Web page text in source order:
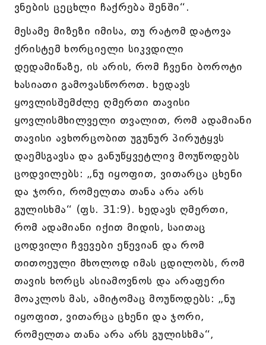
ვნების ცეცხლი ჩაქრება შენში“.
მესამე მიზეზი იმისა, თუ რატომ დატოვა
ქრისტემ ხორციელი სიკვდილი
დედამიწაზე, ის არის, რომ ჩვენი ბოროტი
ხასიათი გამოვასწოროთ. ხედავს
ყოვლისშემძლე ღმერთი თავისი
ყოვლისმხილველი თვალით, რომ ადამიანი
თავისი ავხორცობით უგუნურ პირუტყვს
დაემსგავსა და განუწყვეტლივ მოუწოდებს
ცოდვილებს: „ნუ იყოფით, ვითარცა ცხენი
და ჯორი, რომელთა თანა არა არს
გულისხმა“ (ფს. 31:9). ხედავს ღმერთი,
რომ ადამიანი იქით მიდის, საითაც
ცოდვილი ჩვევები ეწევიან და რომ
თითოეული მხოლოდ იმას ცდილობს, რომ
თავის ხორცს ასიამოვნოს და არაფერი
მოაკლოს მას, ამიტომაც მოუწოდებს: „ნუ
იყოფით, ვითარცა ცხენი და ჯორი,
რომელთა თანა არა არს გულისხმა“,